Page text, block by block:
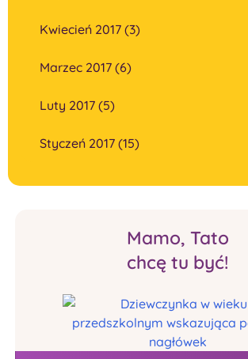
Kwiecień 2017 (3)
Marzec 2017 (6)
Luty 2017 (5)
Styczeń 2017 (15)
Mamo, Tato
chcę tu być!